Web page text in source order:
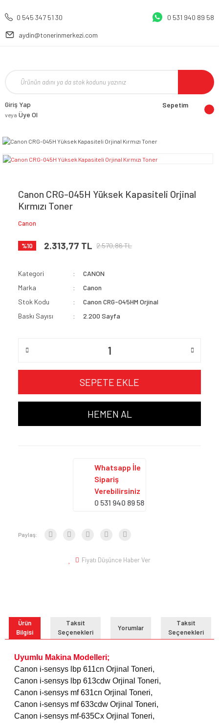
0 545 347 51 30 0 531 940 89 58
aydin@tonerinmerkezi.com
Giriş Yap
veya Üye Ol
Sepetim
Canon CRG-045H Yüksek Kapasiteli Orjinal
Kırmızı Toner
Canon
%10 2.313,77 TL 2.570,86 TL
Kategori
CANON
Marka
Canon
Stok Kodu
Canon CRG-045HM Orjinal
Baskı Sayısı
2.200 Sayfa
SEPETE EKLE
HEMEN AL
Whatsapp İle
Sipariş
Verebilirsiniz
0 531 940 89 58
Paylaş:
Fiyatı Düşünce Haber Ver
Ürün
Bilgisi
Taksit
Seçenekleri
Yorumlar
Taksit
Seçenekleri
Uyumlu Makina Modelleri;
Canon i-sensys lbp 611cn Orjinal Toneri,
Canon i-sensys lbp 613cdw Orjinal Toneri,
Canon i-sensys mf 631cn Orjinal Toneri,
Canon i-sensys mf 633cdw Orjinal Toneri,
Canon i-sensys mf-635Cx Orjinal Toneri,